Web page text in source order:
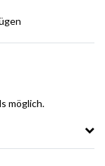
möglich.